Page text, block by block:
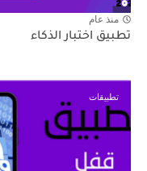
منذ عام
تطبيق اختبار الذكاء
تطبيقات